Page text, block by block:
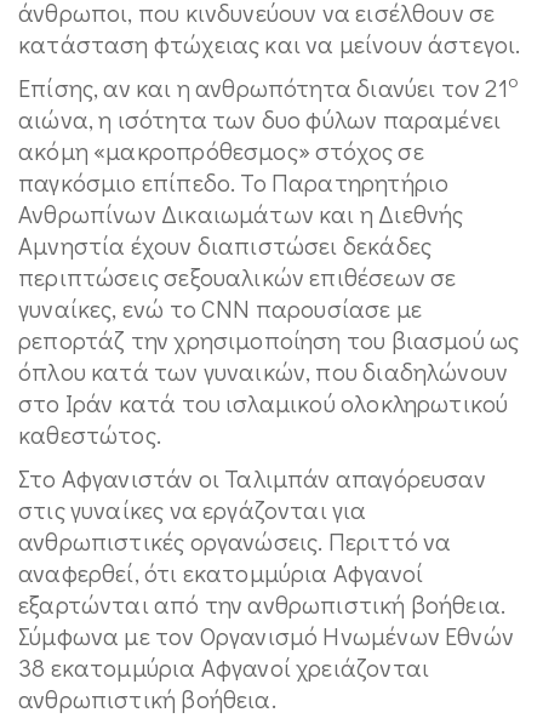
άνθρωποι, που κινδυνεύουν να εισέλθουν σε
κατάσταση φτώχειας και να μείνουν άστεγοι.
Επίσης, αν και η ανθρωπότητα διανύει τον 21ο
αιώνα, η ισότητα των δυο φύλων παραμένει
ακόμη «μακροπρόθεσμος» στόχος σε
παγκόσμιο επίπεδο. Το Παρατηρητήριο
Ανθρωπίνων Δικαιωμάτων και η Διεθνής
Αμνηστία έχουν διαπιστώσει δεκάδες
περιπτώσεις σεξουαλικών επιθέσεων σε
γυναίκες, ενώ το CNN παρουσίασε με
ρεπορτάζ την χρησιμοποίηση του βιασμού ως
όπλου κατά των γυναικών, που διαδηλώνουν
στο Ιράν κατά του ισλαμικού ολοκληρωτικού
καθεστώτος.
Στο Αφγανιστάν οι Ταλιμπάν απαγόρευσαν
στις γυναίκες να εργάζονται για
ανθρωπιστικές οργανώσεις. Περιττό να
αναφερθεί, ότι εκατομμύρια Αφγανοί
εξαρτώνται από την ανθρωπιστική βοήθεια.
Σύμφωνα με τον Οργανισμό Ηνωμένων Εθνών
38 εκατομμύρια Αφγανοί χρειάζονται
ανθρωπιστική βοήθεια.